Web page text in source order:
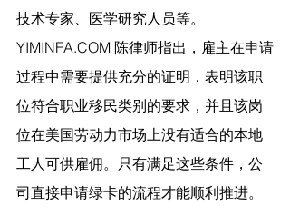
技术专家、医学研究人员等。
YIMINFA.COM 陈律师指出， 雇主在申请
过程中需要提供充分的证明，表明该职
位符合职业移民类别的要求，并且该岗
位在美国劳动力市场上没有适合的本地
工人可供雇佣。只有满足这些条件，公
司直接申请绿卡的流程才能顺利推进。